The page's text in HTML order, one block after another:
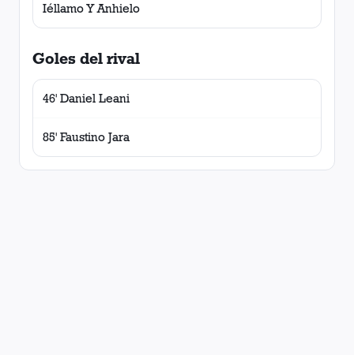
Iéllamo Y Anhielo
Goles del rival
46' Daniel Leani
85' Faustino Jara